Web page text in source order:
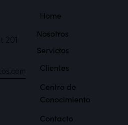
201
Home
Nosotros
Servicios
Clientes
Centro de
Conocimiento
Contacto